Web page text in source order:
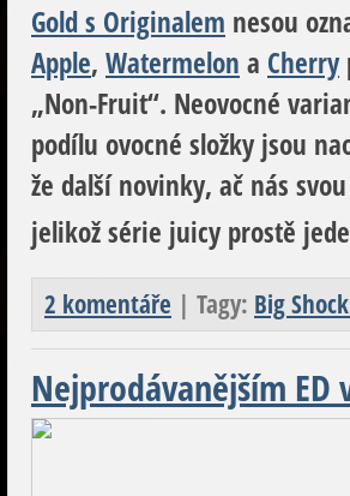
Gold s Originalem nesou
Apple, Watermelon a Cherry
„Non-Fruit“. Neovocné
podílu ovocné složky jsou
že další novinky, ač nás
jelikož série juicy prostě
2 komentáře | Tagy: Big
Nejprodávanějším ED